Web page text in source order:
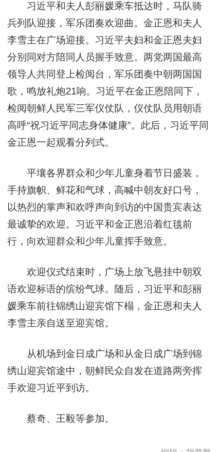
习近平和夫人彭丽媛乘车抵达时，马队骑
兵列队迎接，军乐团奏欢迎曲。金正恩和夫人
李雪主在广场迎接。习近平夫妇和金正恩夫妇
分别同对方陪同人员握手致意。两党两国最高
领导人共同登上检阅台，军乐团奏中朝两国国
歌，鸣放礼炮21响。习近平在金正恩陪同下，
检阅朝鲜人民军三军仪仗队，仪仗队员用朝语
高呼“祝习近平同志身体健康”。此后，习近平同
金正恩一起观看分列式。
平壤各界群众和少年儿童身着节日盛装，
手持旗帜、鲜花和气球，高喊中朝友好口号，
以热烈的掌声和欢呼声向到访的中国贵宾表达
最诚挚的欢迎。习近平和金正恩沿着红毯前
行，向欢迎群众和少年儿童挥手致意。
欢迎仪式结束时，广场上放飞悬挂中朝双
语欢迎标语的缤纷气球。随后，习近平和彭丽
媛乘车前往锦绣山迎宾馆下榻，金正恩和夫人
李雪主亲自送至迎宾馆。
从机场到金日成广场和从金日成广场到锦
绣山迎宾馆途中，朝鲜民众自发在道路两旁挥
手欢迎习近平到访。
蔡奇、王毅等参加。